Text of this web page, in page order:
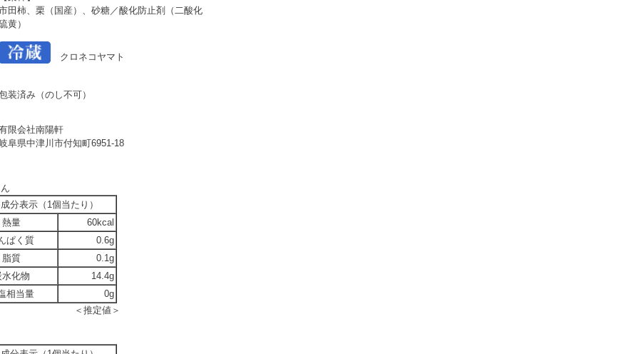
田柿、栗（国産）、砂糖／酸化防止剤（二酸化
黄）
クロネコヤマト
装済み（のし不可）
限会社南陽軒
阜県中津川市付知町6951-18
分表示（1個当たり）
熱量
60kcal
ぱく質
0.6g
脂質
0.1g
水化物
14.4g
相当量
0g
＜推定値＞